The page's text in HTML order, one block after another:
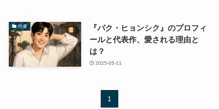
俳優
『パク・ヒョンシク』のプロフィ
ールと代表作、愛される理由と
は？
2025-05-11
1